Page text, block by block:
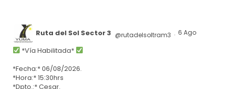
Ruta del Sol Sector 3 @rutadelsoltram3 · 6 Ago
*Vía Habilitada*
*Fecha:* 06/08/2026.
*Hora:* 15:30hrs
*Dpto.:* Cesar.